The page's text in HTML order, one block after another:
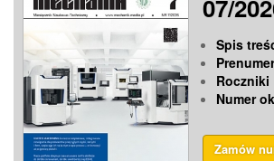
07/
Spis
Roczniki
Numer
Zamów